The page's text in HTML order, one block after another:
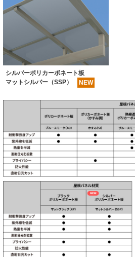
シルバーポリカーボネート板
マットシルバー（SSP）
NEW